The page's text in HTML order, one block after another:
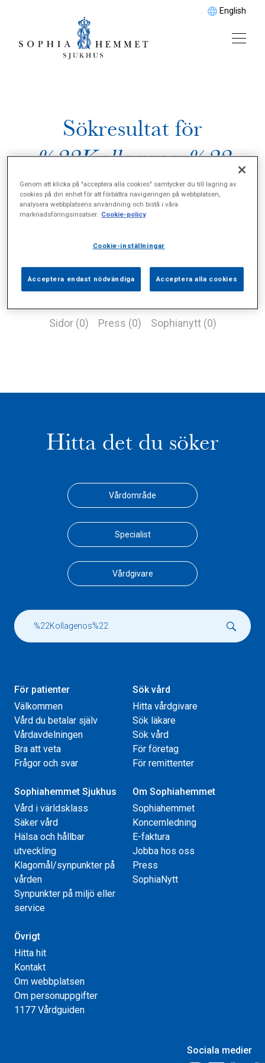
English
Sökresultat för
%22Kollagenos%22
Sidor (0) Press (0) Sophianytt (0)
Hitta det du söker
Vårdområde
Specialist
Vårdgivare
För patienter
Välkommen
Vård du betalar själv
Vårdavdelningen
Bra att veta
Frågor och svar
Sök vård
Hitta vårdgivare
Sök läkare
Sök vård
För företag
För remittenter
Sophiahemmet Sjukhus
Vård i världsklass
Säker vård
Hälsa och hållbar
utveckling
Klagomål/synpunkter på
vården
Synpunkter på miljö eller
service
Om Sophiahemmet
Sophiahemmet
Koncernledning
E-faktura
Jobba hos oss
Press
SophiaNytt
Övrigt
Hitta hit
Kontakt
Om webbplatsen
Om personuppgifter
1177 Vårdguiden
Sociala medier
Genom att klicka på "acceptera alla cookies" samtycker du till lagring av
cookies på din enhet för att förbättra navigeringen på webbplatsen,
analysera webbplatsens användning och bistå i våra
marknadsföringsinsatser. Cookie-policy
Cookie-inställningar
Acceptera endast nödvändiga Acceptera alla cookies